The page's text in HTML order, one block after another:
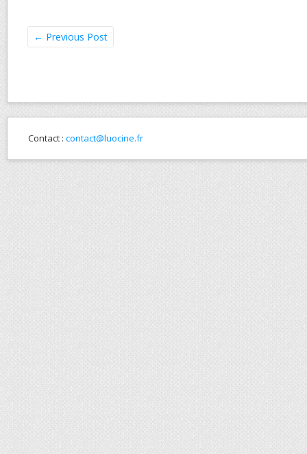
← Previous Post
Contact : contact@luocine.fr